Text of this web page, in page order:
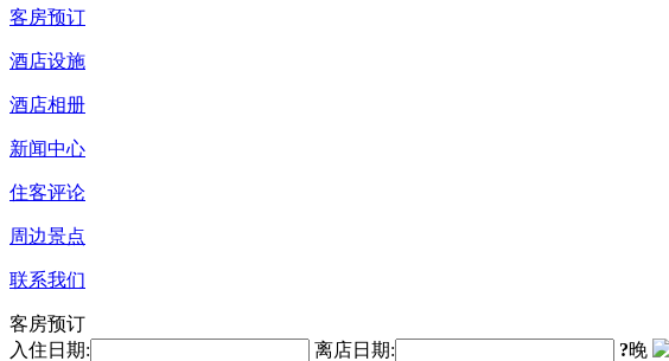
客房预订
酒店设施
酒店相册
新闻中心
住客评论
周边景点
联系我们
客房预订
入住日期:
离店日期: ?晚